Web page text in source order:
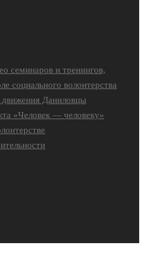
семинаров и тренингов,
социального волонтерства
движения Даниловцы
«Человек — человеку»